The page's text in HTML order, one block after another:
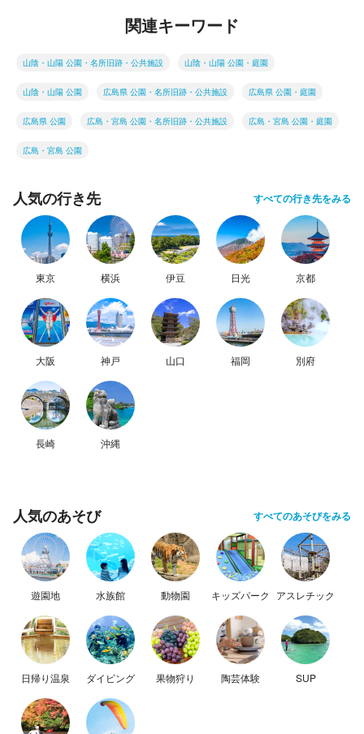
関連キーワード
山陰・山陽 公園・名所旧跡・公共施設 山陰・山陽 公園・庭園
山陰・山陽 公園 広島県 公園・名所旧跡・公共施設 広島県 公園・庭園
広島県 公園 広島・宮島 公園・名所旧跡・公共施設 広島・宮島 公園・庭園
広島・宮島 公園
人気の行き先 すべての行き先をみる
東京 横浜 伊豆 日光 京都
大阪 神戸 山口 福岡 別府
長崎 沖縄
人気のあそび すべてのあそびをみる
遊園地 水族館 動物園 キッズパーク アスレチック
日帰り温泉 ダイビング 果物狩り 陶芸体験 SUP